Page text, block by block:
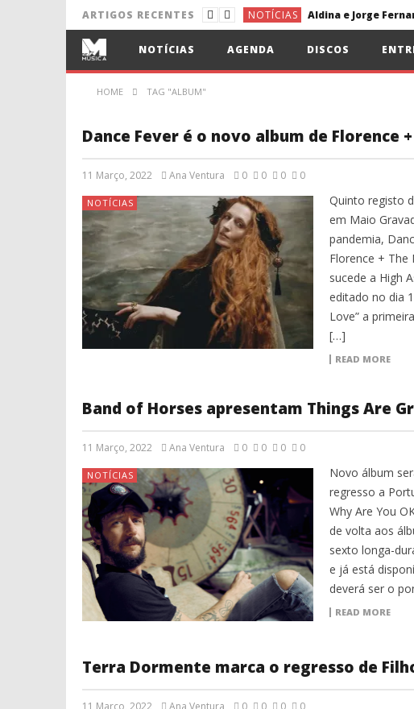
ARTIGOS RECENTES NOTÍCIAS Aldina e Jorge
NOTÍCIAS
NOTÍCIAS Lena d’Água e
NOTÍCIAS AGENDA DISCOS
HOME TAG "ALBUM"
Dance Fever é o novo album de Florence
11 Março, 2022 Ana Ventura 0 0 0 0
NOTÍCIAS
Quinto registo
em Maio
pandemia,
Florence + The
sucede a High
editado no dia
Love” a
[…]
READ MORE
Band of Horses apresentam Things Are
11 Março, 2022 Ana Ventura 0 0 0 0
NOTÍCIAS
Novo álbum
regresso a
Why Are You
de volta aos
sexto longa-
e já está
deverá ser o
READ MORE
Terra Dormente marca o regresso de
11 Março, 2022 Ana Ventura 0 0 0 0